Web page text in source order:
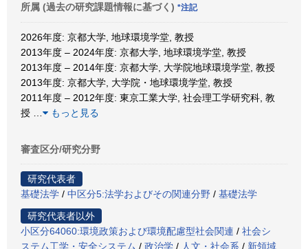
所属 (過去の研究課題情報に基づく) *注記
2026年度: 京都大学, 地球環境学堂, 教授
2013年度 – 2024年度: 京都大学, 地球環境学堂, 教授
2013年度 – 2014年度: 京都大学, 大学院地球環境学堂, 教授
2013年度: 京都大学, 大学院・地球環境学堂, 教授
2011年度 – 2012年度: 東京工業大学, 社会理工学研究科, 教
授
もっと見る
審査区分/研究分野
研究代表者
基礎法学 / 中区分5:法学およびその関連分野 / 基礎法学
研究代表者以外
小区分64060:環境政策および環境配慮型社会関連 / 社会シ
ステム工学・安全システム / 政治学 / 人文・社会系 / 新領域